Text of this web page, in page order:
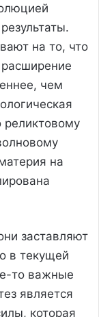
на то, что
чем
на
заставляют
в текущей
то важные
является
которая